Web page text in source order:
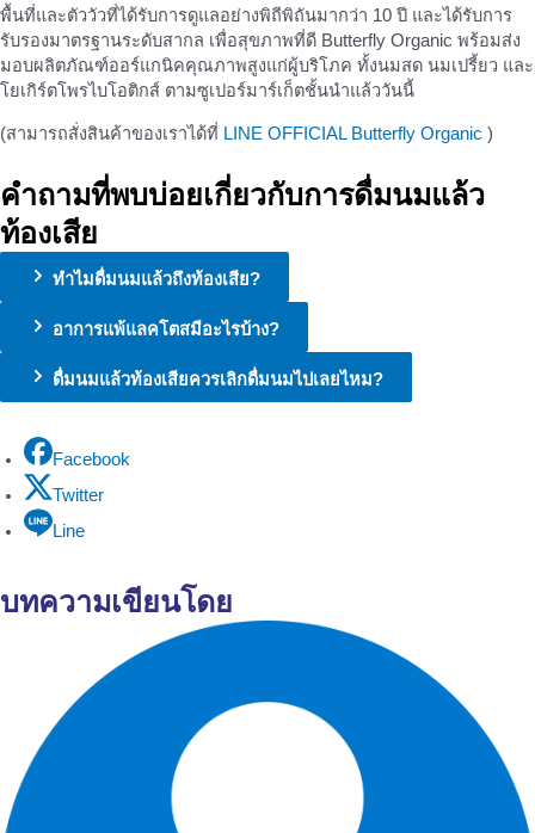
พื้นที่และตัววัวที่ได้รับการดูแลอย่างพิถีพิถันมากว่า 10 ปี และได้รับการ
รับรองมาตรฐานระดับสากล เพื่อสุขภาพที่ดี Butterfly Organic พร้อมส่ง
มอบผลิตภัณฑ์ออร์แกนิคคุณภาพสูงแก่ผู้บริโภค ทั้งนมสด นมเปรี้ยว และ
โยเกิร์ตโพรไบโอติกส์ ตามซูเปอร์มาร์เก็ตชั้นนำแล้ววันนี้
(สามารถสั่งสินค้าของเราได้ที่ LINE OFFICIAL Butterfly Organic )
คำถามที่พบบ่อยเกี่ยวกับการดื่มนมแล้ว
ท้องเสีย
ทำไมดื่มนมแล้วถึงท้องเสีย?
อาการแพ้แลคโตสมีอะไรบ้าง?
ดื่มนมแล้วท้องเสียควรเลิกดื่มนมไปเลยไหม?
Facebook
Twitter
Line
บทความเขียนโดย